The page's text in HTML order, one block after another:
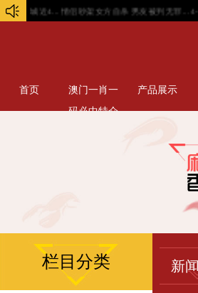
城近4... 情侣吵架女方自杀 男友被判无罪... 4-3 八
首页
澳门一肖一
码必中特介
产品展示
栏目分类 新